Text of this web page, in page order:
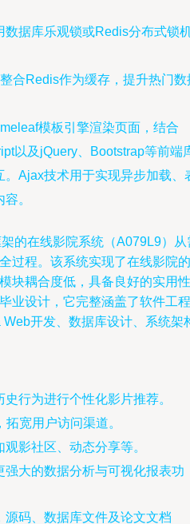
数据库乐观锁或Redis分布式锁
合Redis作为缓存，提升热门数
模板引擎渲染页面，结合
以及jQuery、Bootstrap等前端
。Ajax技术用于实现异步加载、
。
的在线影院系统（A079L9）从
过程。该系统实现了在线影院的
块耦合度低，具备良好的实用性
业设计，它完整涵盖了软件工程
开发、数据库设计、系统架
行为进行个性化影片推荐。
宽用户访问渠道。
影社区、动态分享等。
大的数据分析与可视化报表功
码、数据库文件及论文文档